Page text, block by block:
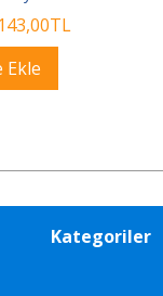
143,00TL
Ekle
Kategoriler